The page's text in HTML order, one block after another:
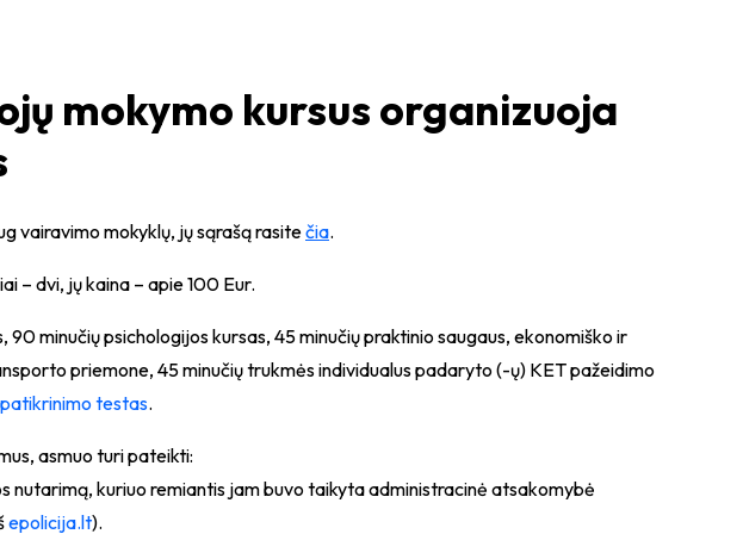
mokymo kursus organizuoja
vairavimo mokyklų, jų sąrašą rasitečia.
– dvi, jų kaina – apie 100 Eur.
minučių psichologijos kursas, 45 minučių praktinio saugaus, ekonomiško ir
priemone, 45 minučių trukmės individualus padaryto (-ų) KET pažeidimo
testas.
asmuo turi pateikti:
nutarimą, kuriuo remiantis jam buvo taikyta administracinė atsakomybė
epolicija.lt).